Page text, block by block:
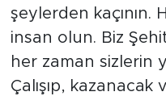
şeylerden kaçının.
insan olun. Biz
her zaman sizlerin
Çalışıp, kazanacak